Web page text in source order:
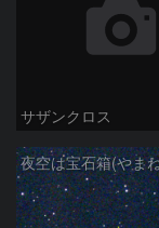
サザンクロス